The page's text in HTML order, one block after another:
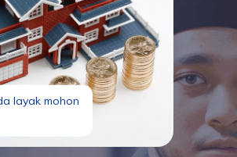
layak mohon